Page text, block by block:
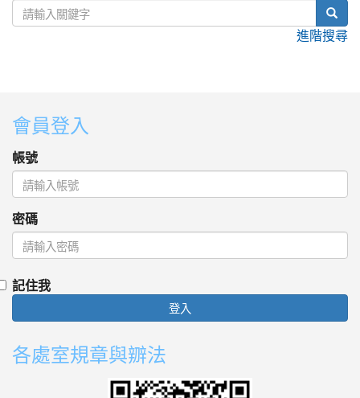
進階搜尋
會員登入
帳號
密碼
記住我
登入
各處室規章與辧法